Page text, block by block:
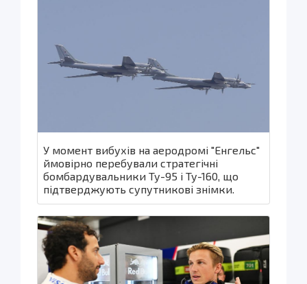
У момент вибухів на аеродромі "Енгельс"
ймовірно перебували стратегічні
бомбардувальники Ту-95 і Ту-160, що
підтверджують супутникові знімки.